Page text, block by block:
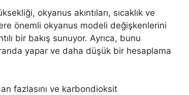
okyanus akıntıları, sıcaklık ve
önemli okyanus modeli değişkenlerini
bir bakış sunuyor. Ayrıca, bunu
yapar ve daha düşük bir hesaplama
fazlasını ve karbondioksit